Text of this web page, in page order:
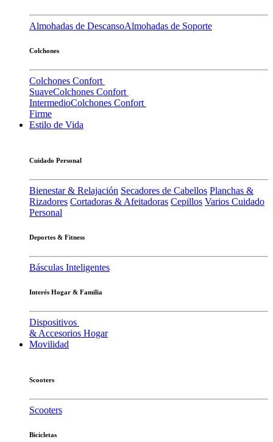
Almohadas de DescansoAlmohadas de Soporte
Colchones
Colchones Confort
SuaveColchones Confort
IntermedioColchones Confort
Firme
Estilo de Vida
Cuidado Personal
Bienestar & Relajación Secadores de Cabellos Planchas &
Rizadores Cortadoras & Afeitadoras Cepillos Varios Cuidado
Personal
Deportes & Fitness
Básculas Inteligentes
Interés Hogar & Familia
Dispositivos
& Accesorios Hogar
Movilidad
Scooters
Scooters
Bicicletas